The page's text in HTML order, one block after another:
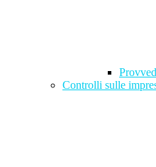
Controlli sulle